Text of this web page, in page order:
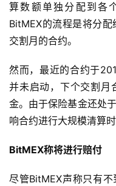
算数额单独分配到各
BitMEX的流程是将分
交割月的合约。
然而，最近的合约于
并未启动，下个交割月
金。由于保险基金还处
响合约进行大规模清算
BitMEX称将进行赔付
尽管BitMEX声称只有